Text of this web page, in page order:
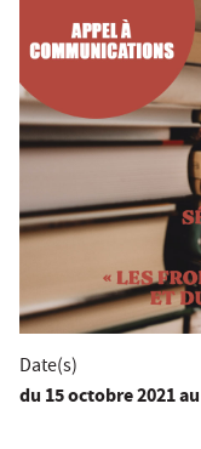
Date(s)
du 15 octobre 2021